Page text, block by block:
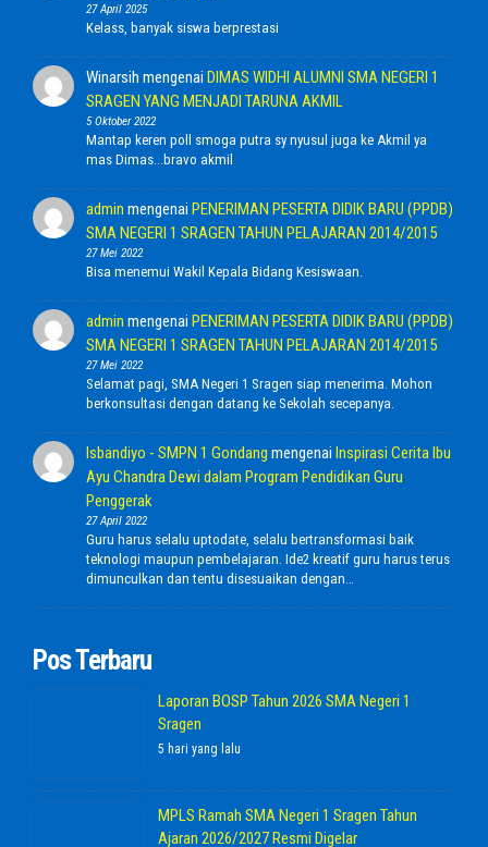
27 April 2025
Kelass, banyak siswa berprestasi
Winarsih mengenai DIMAS WIDHI ALUMNI SMA NEGERI 1
SRAGEN YANG MENJADI TARUNA AKMIL
5 Oktober 2022
Mantap keren poll smoga putra sy nyusul juga ke Akmil ya
mas Dimas...bravo akmil
admin mengenai PENERIMAN PESERTA DIDIK BARU (PPDB)
SMA NEGERI 1 SRAGEN TAHUN PELAJARAN 2014/2015
27 Mei 2022
Bisa menemui Wakil Kepala Bidang Kesiswaan.
admin mengenai PENERIMAN PESERTA DIDIK BARU (PPDB)
SMA NEGERI 1 SRAGEN TAHUN PELAJARAN 2014/2015
27 Mei 2022
Selamat pagi, SMA Negeri 1 Sragen siap menerima. Mohon
berkonsultasi dengan datang ke Sekolah secepanya.
Isbandiyo - SMPN 1 Gondang mengenai Inspirasi Cerita Ibu
Ayu Chandra Dewi dalam Program Pendidikan Guru
Penggerak
27 April 2022
Guru harus selalu uptodate, selalu bertransformasi baik
teknologi maupun pembelajaran. Ide2 kreatif guru harus terus
dimunculkan dan tentu disesuaikan dengan…
Pos Terbaru
Laporan BOSP Tahun 2026 SMA Negeri 1
Sragen
5 hari yang lalu
MPLS Ramah SMA Negeri 1 Sragen Tahun
Ajaran 2026/2027 Resmi Digelar